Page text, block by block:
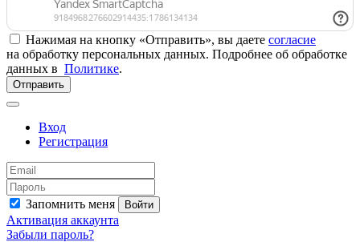
Нажимая на кнопку «Отправить», вы даете согласие
на обработку персональных данных. Подробнее об обработке
данных в Политике.
Отправить
Вход
Регистрация
Запомнить меня Войти
Активация аккаунта
Забыли пароль?